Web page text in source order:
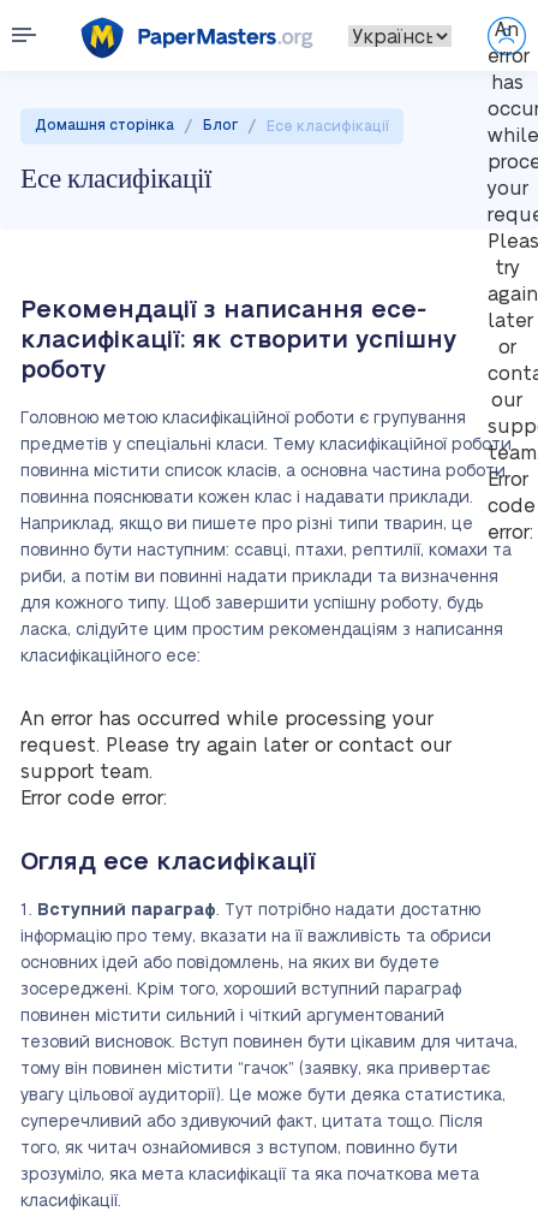
An
error
has
while
your
try
again
later
or
our
Error
code
error:
Домашня сторінка / Блог / Есе класифікації
Есе класифікації
Рекомендації з написання есе-
класифікації: як створити успішну
роботу
Головною метою класифікаційної роботи є групування
предметів у спеціальні класи. Тему класифікаційної роботи
повинна містити список класів, а основна частина роботи
повинна пояснювати кожен клас і надавати приклади.
Наприклад, якщо ви пишете про різні типи тварин, це
повинно бути наступним: ссавці, птахи, рептилії, комахи та
риби, а потім ви повинні надати приклади та визначення
для кожного типу. Щоб завершити успішну роботу, будь
ласка, слідуйте цим простим рекомендаціям з написання
класифікаційного есе:
An error has occurred while processing your
request. Please try again later or contact our
support team.
Error code error:
Огляд есе класифікації
1. Вступний параграф. Тут потрібно надати достатню
інформацію про тему, вказати на її важливість та обриси
основних ідей або повідомлень, на яких ви будете
зосереджені. Крім того, хороший вступний параграф
повинен містити сильний і чіткий аргументований
тезовий висновок. Вступ повинен бути цікавим для читача,
тому він повинен містити “гачок” (заявку, яка привертає
увагу цільової аудиторії). Це може бути деяка статистика,
суперечливий або здивуючий факт, цитата тощо. Після
того, як читач ознайомився з вступом, повинно бути
зрозуміло, яка мета класифікації та яка початкова мета
класифікації.